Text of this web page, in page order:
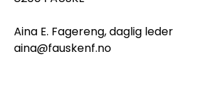
Aina E. Fagereng, daglig leder
aina@fauskenf.no